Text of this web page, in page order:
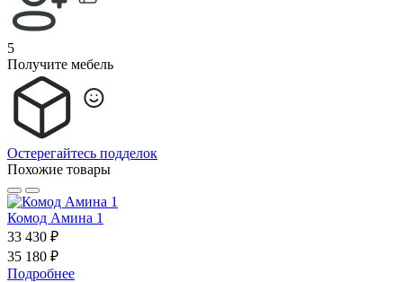
5
Получите мебель
Остерегайтесь подделок
Похожие товары
Комод Амина 1
33 430 ₽
35 180 ₽
Подробнее